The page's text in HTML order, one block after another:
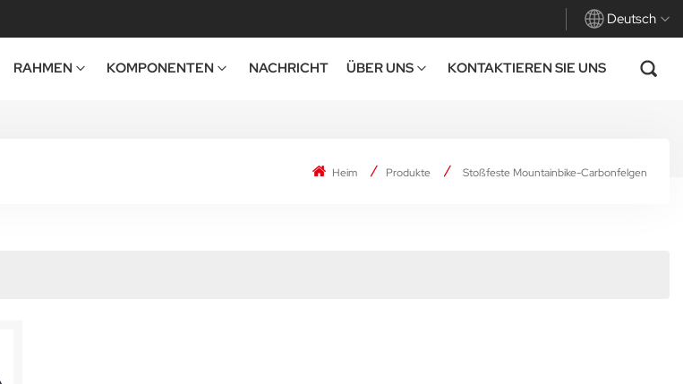
Deutsch
Deutsch
RAHMEN KOMPONENTEN NACHRICHT ÜBER UNS KONTAKTIEREN SIE UNS
Heim Produkte Stoßfeste Mountainbike-Carbonfelgen